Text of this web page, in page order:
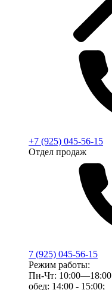
+7 (925) 045-56-15
Отдел продаж
7 (925) 045-56-15
Режим работы:
Пн-Чт: 10:00—18:00
обед: 14:00 - 15:00;